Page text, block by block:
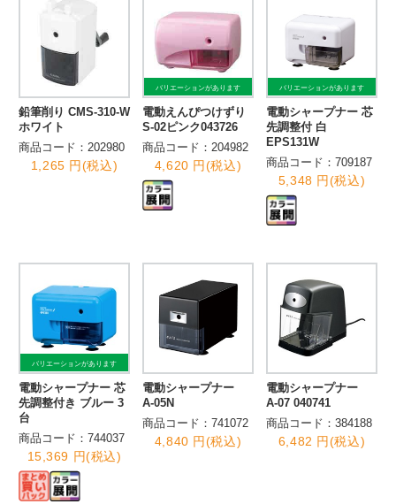
鉛筆削り CMS-310-W
ホワイト
商品コード：202980
1,265 円(税込)
バリエーションがあります
電動えんぴつけずり
S-02ピンク043726
商品コード：204982
4,620 円(税込)
バリエーションがあります
電動シャープナー 芯
先調整付 白
EPS131W
商品コード：709187
5,348 円(税込)
バリエーションがあります
電動シャープナー 芯
先調整付き ブルー 3
台
商品コード：744037
15,369 円(税込)
電動シャープナー
A-05N
商品コード：741072
4,840 円(税込)
電動シャープナー
A-07 040741
商品コード：384188
6,482 円(税込)